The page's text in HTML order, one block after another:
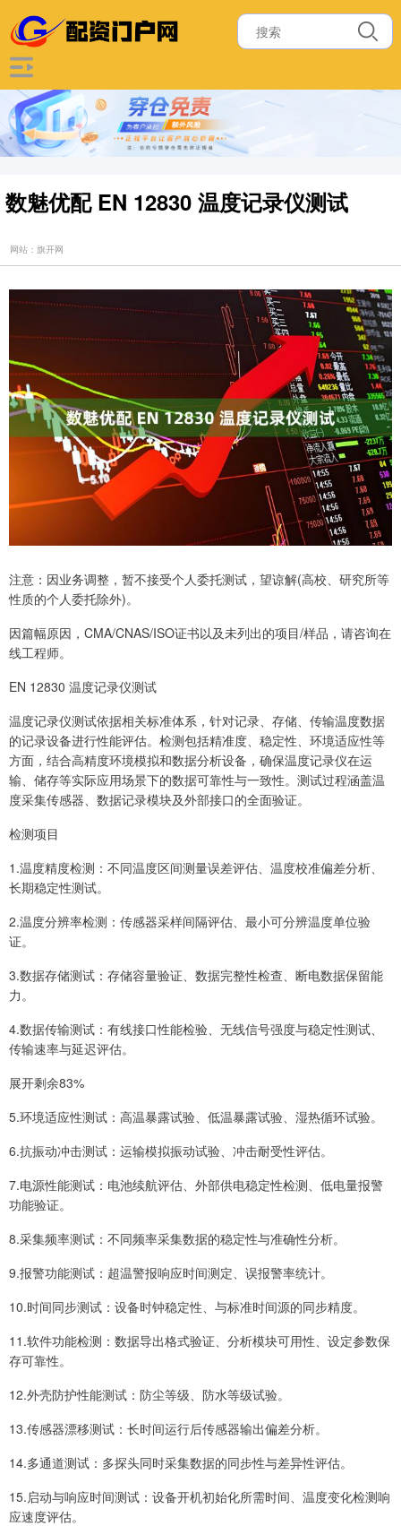
数魅优配 EN 12830 温度记录仪测试
网站：旗开网
注意：因业务调整，暂不接受个人委托测试，望谅解(高校、研究所等
性质的个人委托除外)。
因篇幅原因，CMA/CNAS/ISO证书以及未列出的项目/样品，请咨询在
线工程师。
EN 12830 温度记录仪测试
温度记录仪测试依据相关标准体系，针对记录、存储、传输温度数据
的记录设备进行性能评估。检测包括精准度、稳定性、环境适应性等
方面，结合高精度环境模拟和数据分析设备，确保温度记录仪在运
输、储存等实际应用场景下的数据可靠性与一致性。测试过程涵盖温
度采集传感器、数据记录模块及外部接口的全面验证。
检测项目
1.温度精度检测：不同温度区间测量误差评估、温度校准偏差分析、
长期稳定性测试。
2.温度分辨率检测：传感器采样间隔评估、最小可分辨温度单位验
证。
3.数据存储测试：存储容量验证、数据完整性检查、断电数据保留能
力。
4.数据传输测试：有线接口性能检验、无线信号强度与稳定性测试、
传输速率与延迟评估。
展开剩余83%
5.环境适应性测试：高温暴露试验、低温暴露试验、湿热循环试验。
6.抗振动冲击测试：运输模拟振动试验、冲击耐受性评估。
7.电源性能测试：电池续航评估、外部供电稳定性检测、低电量报警
功能验证。
8.采集频率测试：不同频率采集数据的稳定性与准确性分析。
9.报警功能测试：超温警报响应时间测定、误报警率统计。
10.时间同步测试：设备时钟稳定性、与标准时间源的同步精度。
11.软件功能检测：数据导出格式验证、分析模块可用性、设定参数保
存可靠性。
12.外壳防护性能测试：防尘等级、防水等级试验。
13.传感器漂移测试：长时间运行后传感器输出偏差分析。
14.多通道测试：多探头同时采集数据的同步性与差异性评估。
15.启动与响应时间测试：设备开机初始化所需时间、温度变化检测响
应速度评估。